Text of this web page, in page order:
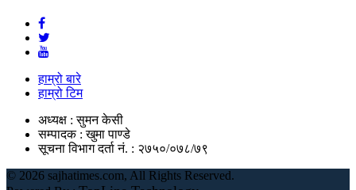
हाम्रो बारे
हाम्रो टिम
अध्यक्ष : सुमन केसी
सम्पादक : खुमा पाण्डे
सूचना विभाग दर्ता नं. : २७५०/०७८/७९
© 2026 sajhatimes.com, All Rights Reserved.